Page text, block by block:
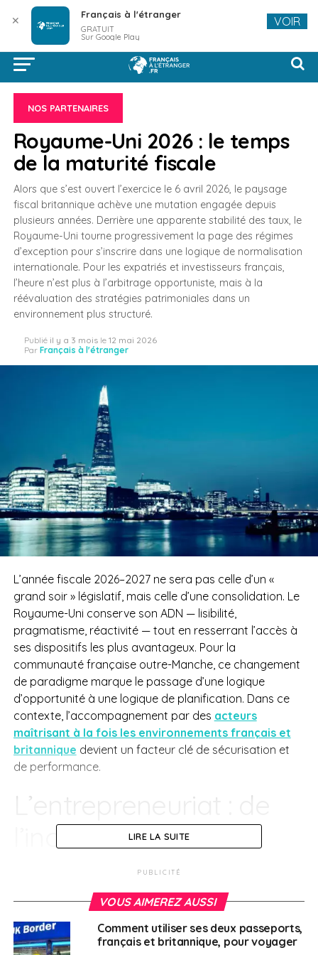
NOS PARTENAIRES
Royaume-Uni 2026 : le temps
de la maturité fiscale
Alors que s’est ouvert l’exercice le 6 avril 2026, le paysage
fiscal britannique achève une mutation engagée depuis
plusieurs années. Derrière une apparente stabilité des taux, le
Royaume-Uni tourne progressivement la page des régimes
d’exception pour s’inscrire dans une logique de normalisation
internationale. Pour les expatriés et investisseurs français,
l’heure n’est plus à l’arbitrage opportuniste, mais à la
réévaluation des stratégies patrimoniales dans un
environnement plus structuré.
Publié il y a 3 mois le 12 mai 2026
Par Français à l'étranger
L’année fiscale 2026–2027 ne sera pas celle d’un «
grand soir » législatif, mais celle d’une consolidation. Le
Royaume-Uni conserve son ADN — lisibilité,
pragmatisme, réactivité — tout en resserrant l’accès à
ses dispositifs les plus avantageux. Pour la
communauté française outre-Manche, ce changement
de paradigme marque le passage d’une logique
d’opportunité à une logique de planification. Dans ce
contexte, l’accompagnement par des acteurs
maîtrisant à la fois les environnements français et
britannique devient un facteur clé de sécurisation et
de performance.
L’entrepreneuriat : de
l’incitation à
l’encadrement
Pendant plus d’une décennie, le Royaume-Uni s’est
entrepreneurs, notamment via le Business Asset
Disposal Relief
(BADR). Le 6 avril 2026 marque un
LIRE LA SUITE
PUBLICITÉ
VOUS AIMEREZ AUSSI
Comment utiliser ses deux passeports,
français et britannique, pour voyager
✕ Français à l'étranger
GRATUIT
Sur Google Play
VOIR